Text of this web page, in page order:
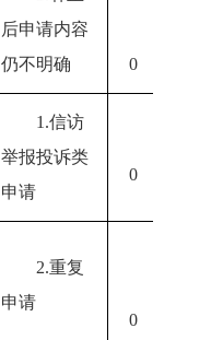
后申请内容
仍不明确
0
1.信访
举报投诉类
申请
0
2.重复
申请
0